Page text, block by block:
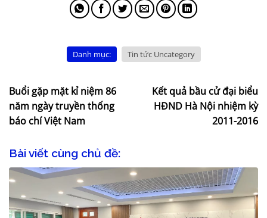
Danh mục: Tin tức Uncategory
Buổi gặp mặt kỉ niệm 86
năm ngày truyền thống
báo chí Việt Nam
Kết quả bầu cử đại biểu
HĐND Hà Nội nhiệm kỳ
2011-2016
Bài viết cùng chủ đề: